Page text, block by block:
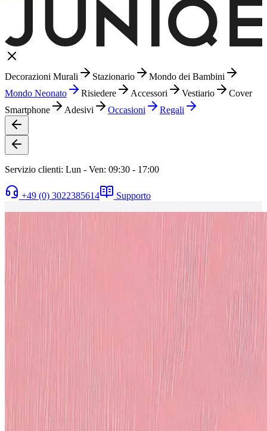
Decorazioni Murali Stazionario
Mondo dei Bambini
Mondo Neonato
Risiedere Accessori Vestiario
Cover
Smartphone
Adesivi Occasioni Regali
Servizio clienti: Lun - Ven: 09:30 - 17:00
+49 (0) 3022385614 Supporto